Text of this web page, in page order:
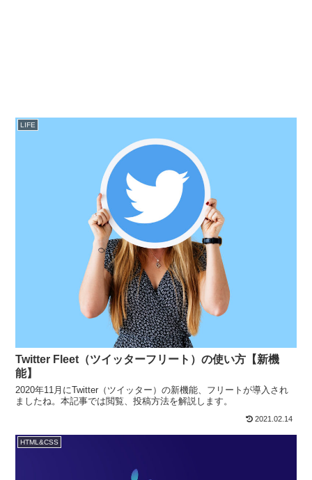
LIFE
Twitter Fleet（ツイッターフリート）の使い方【新機
能】
2020年11月にTwitter（ツイッター）の新機能、フリートが導入され
ましたね。本記事では閲覧、投稿方法を解説します。
2021.02.14
HTML&CSS